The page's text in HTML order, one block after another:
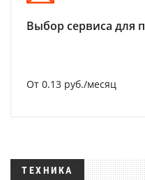
Выбор сервиса для
От 0.13 руб./месяц
ТЕХНИКА